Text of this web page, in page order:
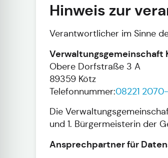
Hinweis zur
Verantwortlicher im Sinne
Verwaltungsgemeinschaft
Obere Dorfstraße 3 A
89359 Kötz
Telefonnummer:08221
Die
und 1. Bürgermeisterin der
Ansprechpartner für